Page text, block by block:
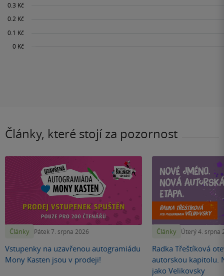
Články, které stojí za pozornost
Články Pátek 7. srpna 2026
Vstupenky na uzavřenou autogramiádu
Mony Kasten jsou v prodeji!
Články Úterý 4. srpna
Radka Třeštíková
autorskou kapitolu.
jako Velikovsky